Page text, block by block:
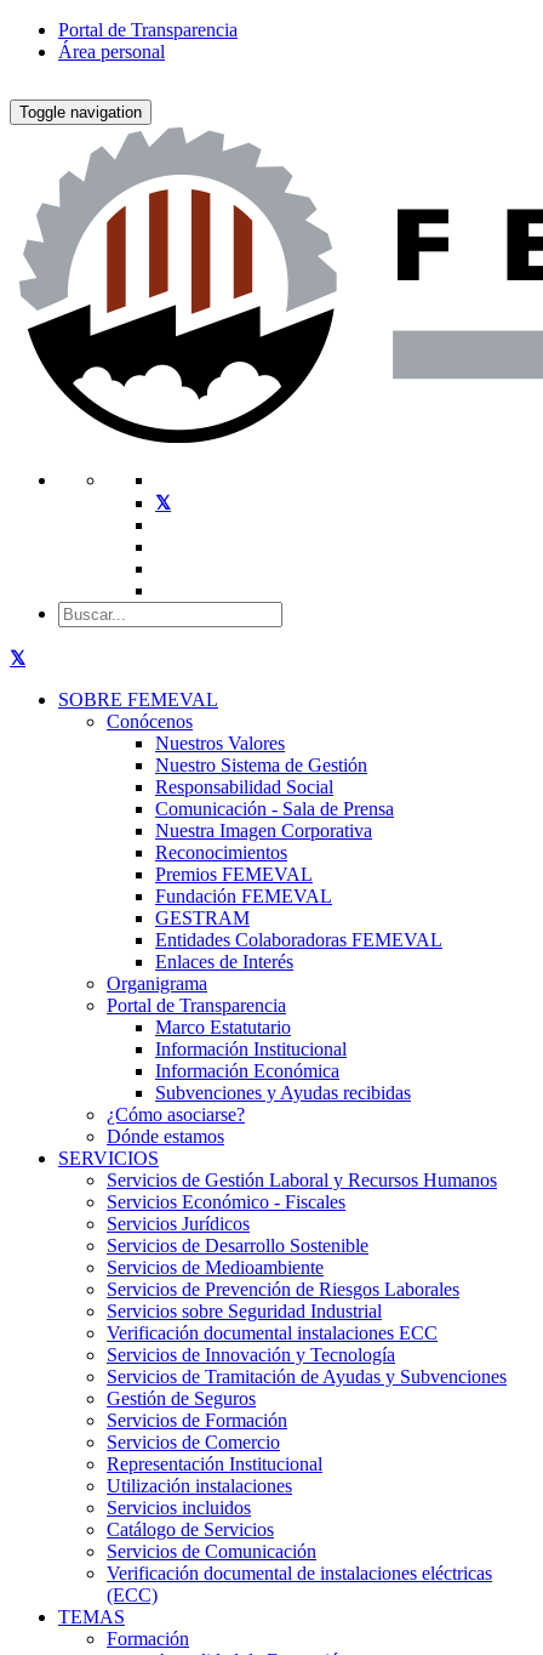
Portal de Transparencia
Área personal
Toggle navigation
SOBRE FEMEVAL
Conócenos
Nuestros Valores
Nuestro Sistema de Gestión
Responsabilidad Social
Comunicación - Sala de Prensa
Nuestra Imagen Corporativa
Reconocimientos
Premios FEMEVAL
Fundación FEMEVAL
GESTRAM
Entidades Colaboradoras FEMEVAL
Enlaces de Interés
Organigrama
Portal de Transparencia
Marco Estatutario
Información Institucional
Información Económica
Subvenciones y Ayudas recibidas
¿Cómo asociarse?
Dónde estamos
SERVICIOS
Servicios de Gestión Laboral y Recursos Humanos
Servicios Económico - Fiscales
Servicios Jurídicos
Servicios de Desarrollo Sostenible
Servicios de Medioambiente
Servicios de Prevención de Riesgos Laborales
Servicios sobre Seguridad Industrial
Verificación documental instalaciones ECC
Servicios de Innovación y Tecnología
Servicios de Tramitación de Ayudas y Subvenciones
Gestión de Seguros
Servicios de Formación
Servicios de Comercio
Representación Institucional
Utilización instalaciones
Servicios incluidos
Catálogo de Servicios
Servicios de Comunicación
Verificación documental de instalaciones eléctricas
(ECC)
TEMAS
Formación